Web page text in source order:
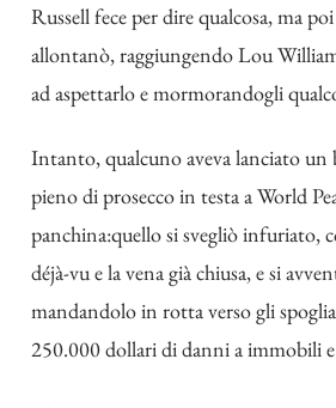
Russell fece per dire qualcosa, ma poi
allontanò, raggiungendo Lou
ad aspettarlo e mormorandogli
Intanto, qualcuno aveva lanciato un
pieno di prosecco in testa a World
panchina:quello si svegliò infuriato,
déjà-vu e la vena già chiusa, e si
mandandolo in rotta verso gli
250.000 dollari di danni a immobili e